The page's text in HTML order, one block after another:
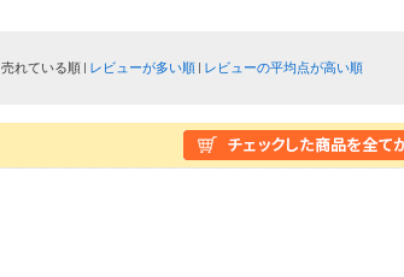
売れている順 レビューが多い順
レビューの平均点が高い順